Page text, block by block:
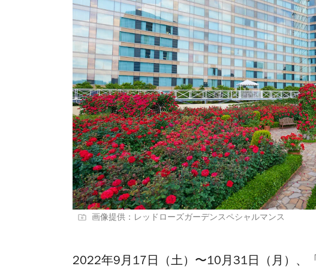
画像提供：レッドローズガーデンスペシャルマンス
2022年9月17日（土）〜10月31日（月）、「